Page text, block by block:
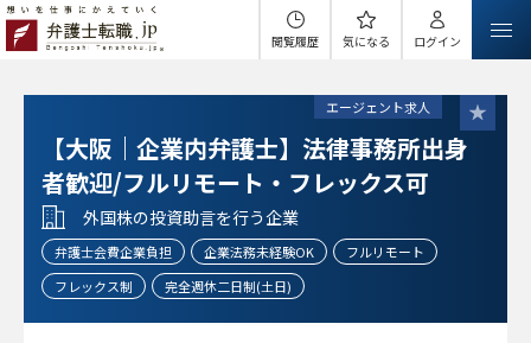
閲覧履歴 気になる ログイン
エージェント求人
【大阪｜企業内弁護士】法律事務所出身
者歓迎/フルリモート・フレックス可
外国株の投資助言を行う企業
弁護士会費企業負担 企業法務未経験OK
フルリモート
フレックス制
完全週休二日制(土日)